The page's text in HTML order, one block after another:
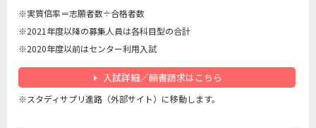
※実質倍率＝志願者数÷合格者数
※2021年度以降の募集人員は各科目型の合計
※2020年度以前はセンター利用入試
入試詳細／願書請求はこちら
※スタディサプリ進路（外部サイト）に移動します。